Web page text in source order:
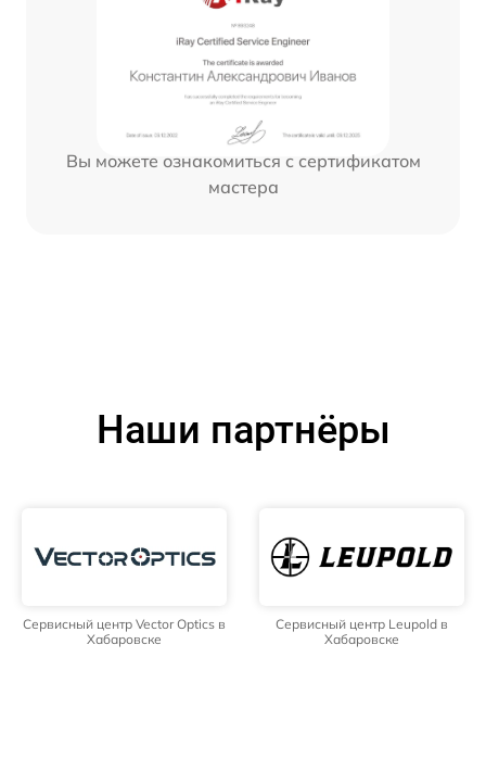
Вы можете ознакомиться с сертификатом
мастера
Наши партнёры
Сервисный центр Vector Optics в
Хабаровске
Сервисный центр Leupold в
Хабаровске